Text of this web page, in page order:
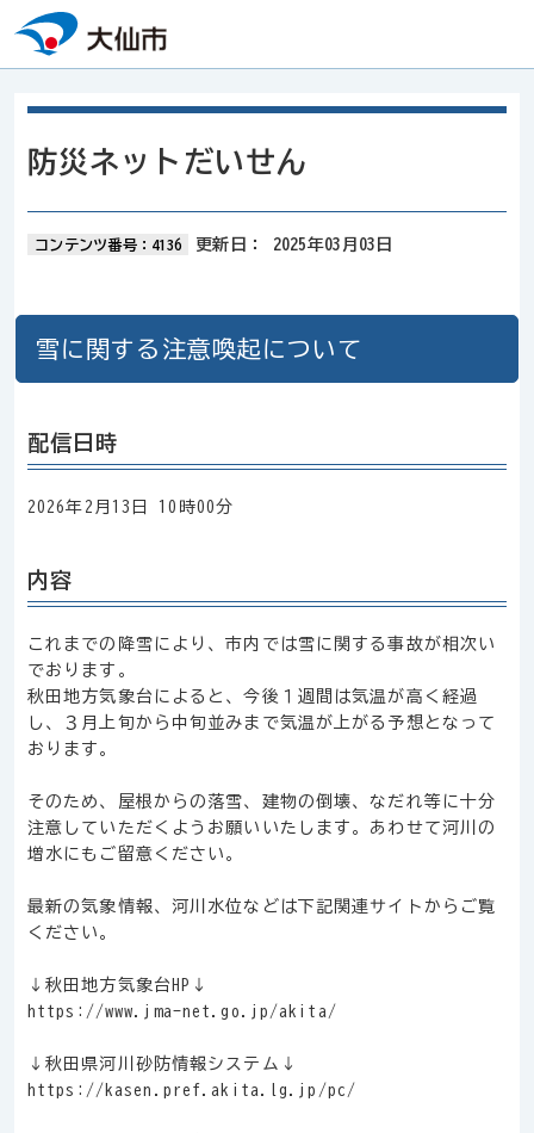
本文へスキップ
防災ネットだいせん
コンテンツ番号：4136 更新日： 2025年03月03日
雪に関する注意喚起について
配信日時
2026年2月13日 10時00分
内容
これまでの降雪により、市内では雪に関する事故が相次い
でおります。
秋田地方気象台によると、今後１週間は気温が高く経過
し、３月上旬から中旬並みまで気温が上がる予想となって
おります。
そのため、屋根からの落雪、建物の倒壊、なだれ等に十分
注意していただくようお願いいたします。あわせて河川の
増水にもご留意ください。
最新の気象情報、河川水位などは下記関連サイトからご覧
ください。
↓秋田地方気象台HP↓
https://www.jma-net.go.jp/akita/
↓秋田県河川砂防情報システム↓
https://kasen.pref.akita.lg.jp/pc/